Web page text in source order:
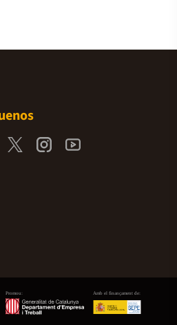
Promou: Amb el finançament de: